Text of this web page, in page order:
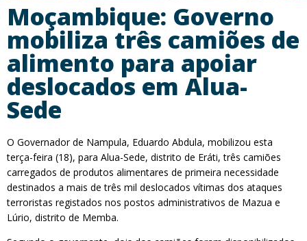
Moçambique: Governo
mobiliza três camiões de
alimento para apoiar
deslocados em Alua-
Sede
O Governador de Nampula, Eduardo Abdula, mobilizou esta
terça-feira (18), para Alua-Sede, distrito de Eráti, três camiões
carregados de produtos alimentares de primeira necessidade
destinados a mais de três mil deslocados vítimas dos ataques
terroristas registados nos postos administrativos de Mazua e
Lúrio, distrito de Memba.